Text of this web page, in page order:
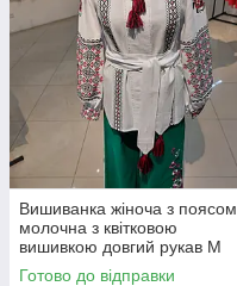
Вишиванка жіноча з поясом
молочна з квітковою
вишивкою довгий рукав M
2XL
Готово до відправки